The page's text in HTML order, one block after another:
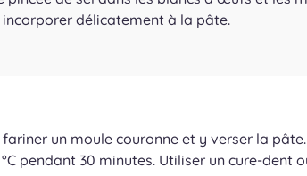
incorporer délicatement à la pâte.
fariner un moule couronne et y verser la
pendant 30 minutes. Utiliser un cure-dent